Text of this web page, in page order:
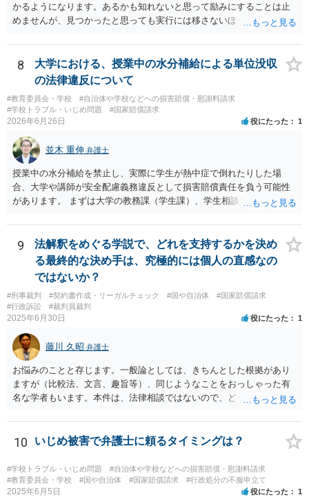
かるようになります。あるかも知れないと思って励みにすることは止
めませんが、見つかったと思っても実行には移さないほうがいいでし
8
大学における、授業中の水分補給による単位没収
の法律違反について
#教育委員会・学校
#自治体や学校などへの損害賠償・慰謝料請求
#学校トラブル・いじめ問題
#国家賠償請求
2026年6月26日 役にたった 1
並木 重伸 弁護士
授業中の水分補給を禁止し、実際に学生が熱中症で倒れたりした場
合、大学や講師が安全配慮義務違反として損害賠償責任を負う可能性
があります。 まずは大学の教務課（学生課）、学生相談窓口、ハラス
大学側から教師へ指導を入れてもらうのが一番安全で確実な方法で
す。
9
法解釈をめぐる学説で、どれを支持するかを決め
る最終的な決め手は、究極的には個人の直感なの
ではないか？
#刑事裁判 #契約書作成・リーガルチェック #国や自治体
#国家賠償請求
#行政訴訟
#裁判員裁判
2025年6月30日 役にたった 1
藤川 久昭 弁護士
お悩みのことと存じます。一般論としては、きちんとした根拠があり
ますが（比較法、文言、趣旨等）、同じようなことをおっしゃった有
名な学者もいます。本件は、法律相談ではないので、どうしてもお知
ではなく直接教授をうけるのが良いと思われます。
10 いじめ被害で弁護士に頼るタイミングは？
#学校トラブル・いじめ問題
#自治体や学校などへの損害賠償・慰謝料請求
#教育委員会・学校
#国や自治体 #国家賠償請求 #行政処分の不服申立て
2025年6月5日 役にたった 1